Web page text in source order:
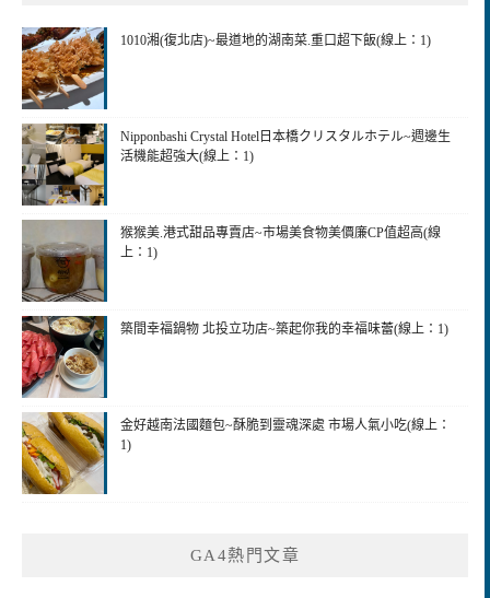
1010湘(復北店)~最道地的湖南菜.重口超下飯(線上：1)
Nipponbashi Crystal Hotel日本橋クリスタルホテル~週邊生
活機能超強大(線上：1)
猴猴美.港式甜品專賣店~市場美食物美價廉CP值超高(線
上：1)
築間幸福鍋物 北投立功店~築起你我的幸福味蕾(線上：1)
金好越南法國麵包~酥脆到靈魂深處 市場人氣小吃(線上：
1)
GA4熱門文章